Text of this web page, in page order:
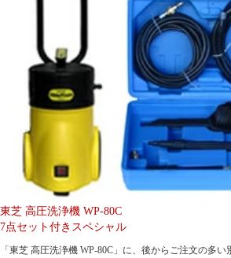
東芝 高圧洗浄機 WP-80C
7点セット付きスペシャル
「東芝 高圧洗浄機 WP-80C」に、後からご注文の多